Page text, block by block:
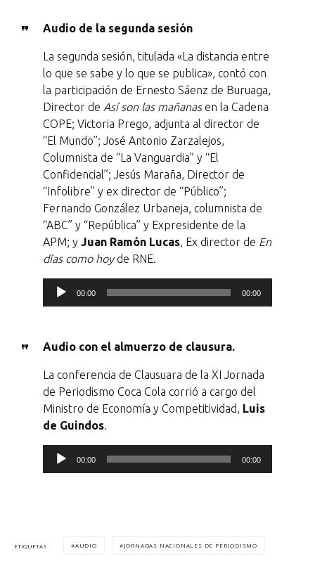
r
o
d
u
c
t
o
r
d
e
a
u
i
Audio de la segunda sesión
La segunda sesión, titulada «La distancia entre
lo que se sabe y lo que se publica», contó con
la participación de Ernesto Sáenz de Buruaga,
Director de Así son las mañanasen la Cadena
COPE; Victoria Prego, adjunta al director de
“El Mundo”; José Antonio Zarzalejos,
Columnista de “La Vanguardia” y “El
Confidencial”; Jesús Maraña, Director de
“Infolibre” y ex director de “Público”;
Fernando González Urbaneja, columnista de
“ABC” y “República” y Expresidente de la
APM; y Juan Ramón Lucas, Ex director de En
días como hoyde RNE.
e
r
o
d
u
o
e
00:00 00:00
Audio con el almuerzo de clausura.
La conferencia de Clausuara de la XI Jornada
de Periodismo Coca Cola corrió a cargo del
Ministro de Economía y Competitividad, Luis
de Guindos.
e
00:00 00:00
ETIQUETAS AUDIO JORNADAS NACIONALES DE PERIODISMO